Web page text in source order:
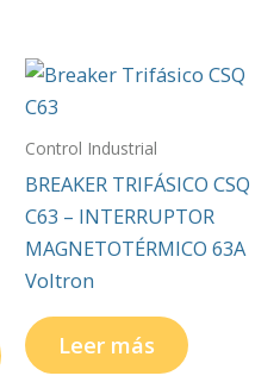
Control Industrial
BREAKER TRIFÁSICO CSQ
C63 – INTERRUPTOR
MAGNETOTÉRMICO 63A
Voltron
Leer más